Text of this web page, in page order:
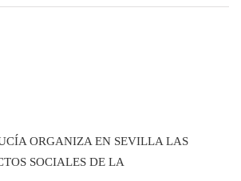
ORGANIZA EN SEVILLA LAS
SOCIALES DE LA